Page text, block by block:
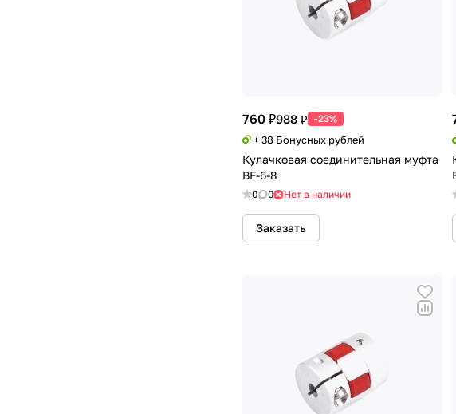
760 ₽988 ₽ -23%
+ 38 Бонусных рублей
Кулачковая соединительная муфта
BF-6-8
0 0 Нет в наличии
Заказать